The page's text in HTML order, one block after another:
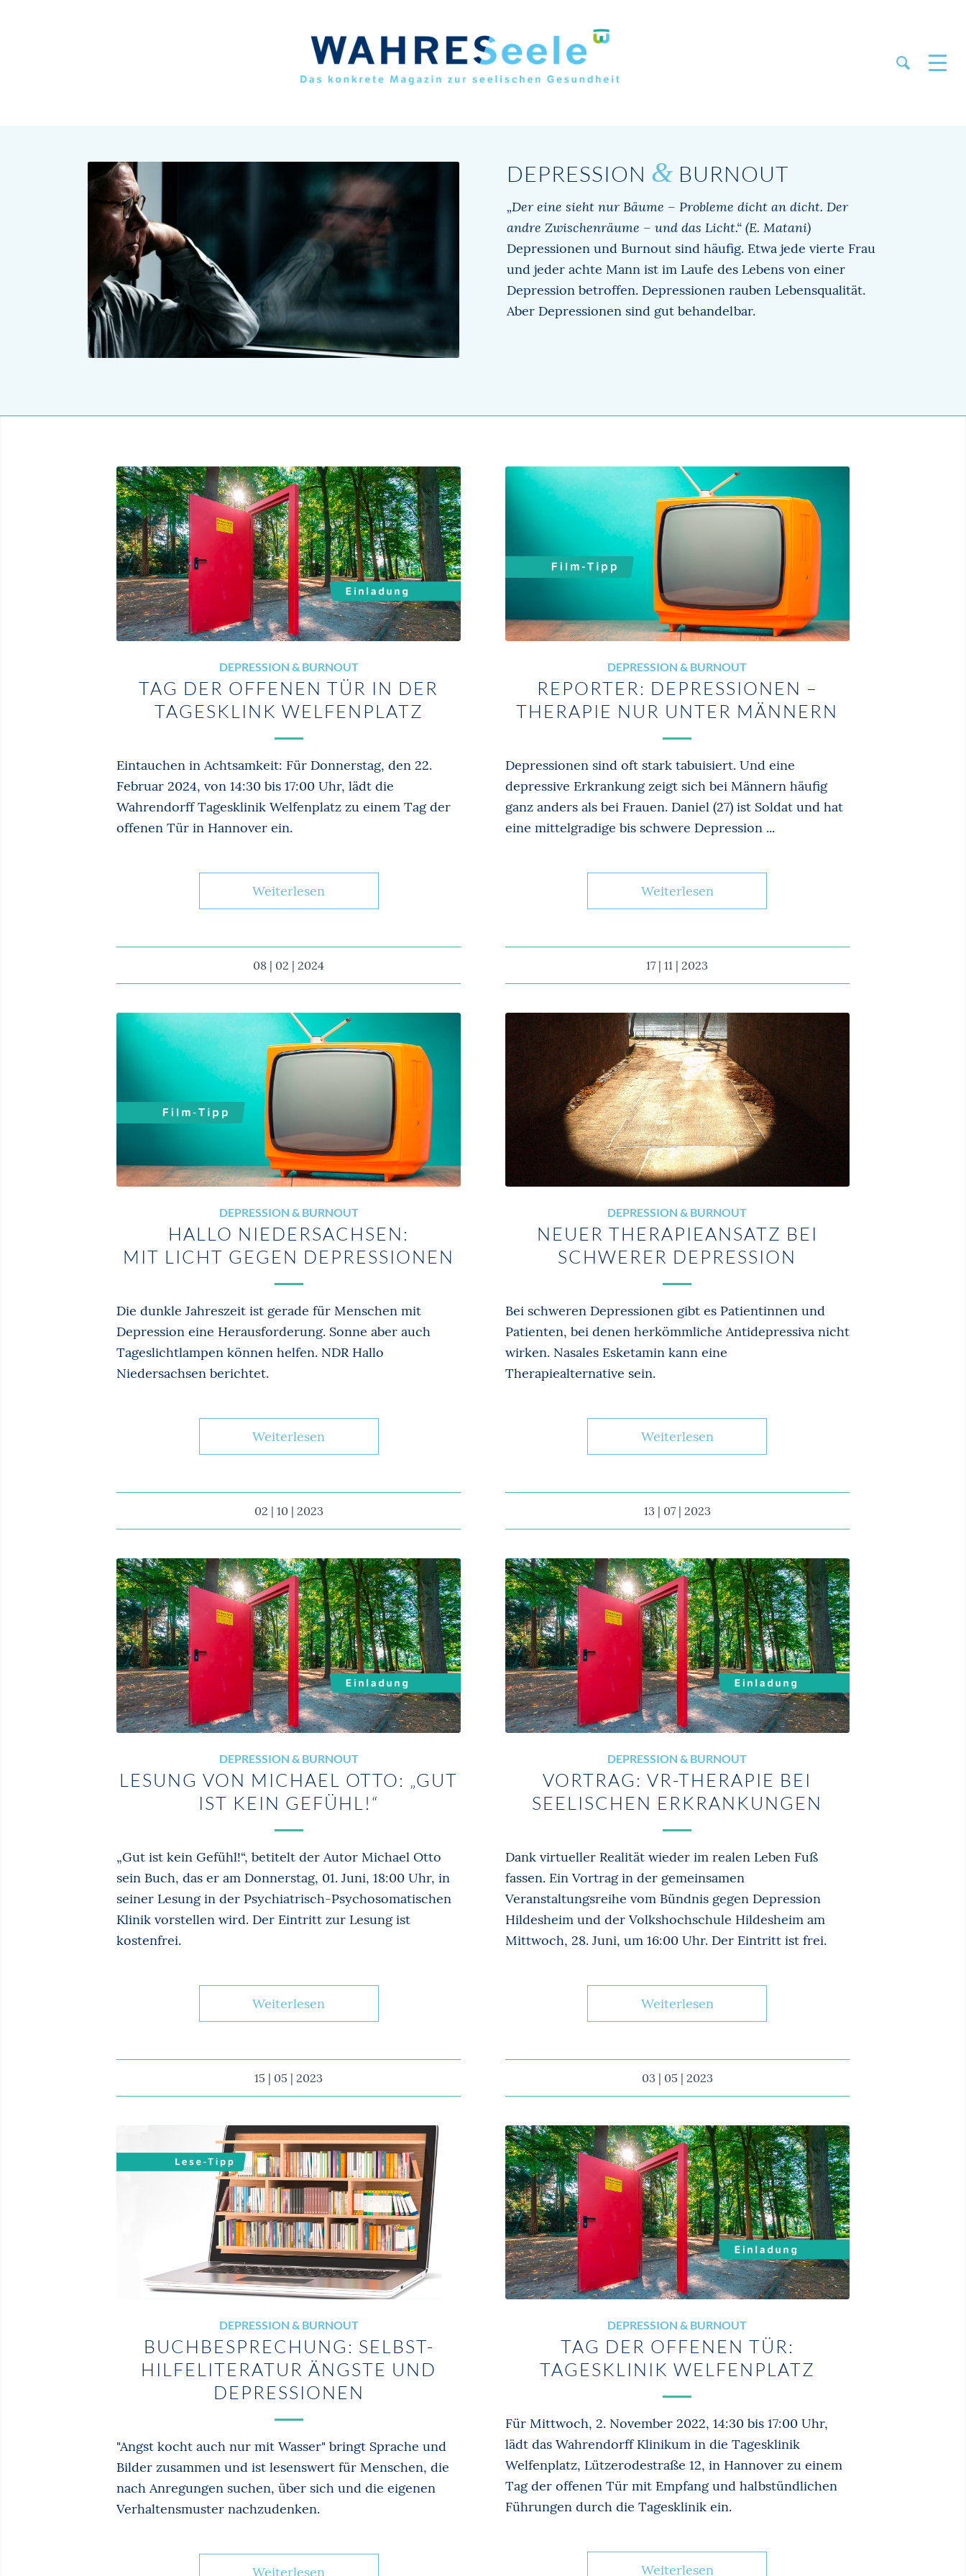
DEPRESSION & BURNOUT
„Der eine sieht nur Bäume – Probleme dicht an dicht. Der
andre Zwischenräume – und das Licht.“ (E. Matani)
Depressionen und Burnout sind häufig. Etwa jede vierte Frau
und jeder achte Mann ist im Laufe des Lebens von einer
Depression betroffen. Depressionen rauben Lebensqualität.
Aber Depressionen sind gut behandelbar.
DEPRESSION & BURNOUT
TAG DER OFFENEN TÜR IN DER
TAGESKLINK WELFENPLATZ
Eintauchen in Achtsamkeit: Für Donnerstag, den 22.
Februar 2024, von 14:30 bis 17:00 Uhr, lädt die
Wahrendorff Tagesklinik Welfenplatz zu einem Tag der
offenen Tür in Hannover ein.
Weiterlesen
08 | 02 | 2024
DEPRESSION & BURNOUT
REPORTER: DEPRESSIONEN –
THERAPIE NUR UNTER MÄNNERN
Depressionen sind oft stark tabuisiert. Und eine
depressive Erkrankung zeigt sich bei Männern häufig
ganz anders als bei Frauen. Daniel (27) ist Soldat und hat
eine mittelgradige bis schwere Depression ...
Weiterlesen
17 | 11 | 2023
DEPRESSION & BURNOUT
HALLO NIEDERSACHSEN:
MIT LICHT GEGEN DEPRESSIONEN
Die dunkle Jahreszeit ist gerade für Menschen mit
Depression eine Herausforderung. Sonne aber auch
Tageslichtlampen können helfen. NDR Hallo
Niedersachsen berichtet.
Weiterlesen
02 | 10 | 2023
DEPRESSION & BURNOUT
NEUER THERAPIEANSATZ BEI
SCHWERER DEPRESSION
Bei schweren Depressionen gibt es Patientinnen und
Patienten, bei denen herkömmliche Antidepressiva nicht
wirken. Nasales Esketamin kann eine
Therapiealternative sein.
Weiterlesen
13 | 07 | 2023
DEPRESSION & BURNOUT
LESUNG VON MICHAEL OTTO: „GUT
IST KEIN GEFÜHL!“
„Gut ist kein Gefühl!“, betitelt der Autor Michael Otto
sein Buch, das er am Donnerstag, 01. Juni, 18:00 Uhr, in
seiner Lesung in der Psychiatrisch-Psychosomatischen
Klinik vorstellen wird. Der Eintritt zur Lesung ist
kostenfrei.
Weiterlesen
15 | 05 | 2023
DEPRESSION & BURNOUT
VORTRAG: VR-THERAPIE BEI
SEELISCHEN ERKRANKUNGEN
Dank virtueller Realität wieder im realen Leben Fuß
fassen. Ein Vortrag in der gemeinsamen
Veranstaltungsreihe vom Bündnis gegen Depression
Hildesheim und der Volkshochschule Hildesheim am
Mittwoch, 28. Juni, um 16:00 Uhr. Der Eintritt ist frei.
Weiterlesen
03 | 05 | 2023
DEPRESSION & BURNOUT
BUCHBESPRECHUNG: SELBST-
HILFELITERATUR ÄNGSTE UND
DEPRESSIONEN
"Angst kocht auch nur mit Wasser" bringt Sprache und
Bilder zusammen und ist lesenswert für Menschen, die
nach Anregungen suchen, über sich und die eigenen
Verhaltensmuster nachzudenken.
Weiterlesen
DEPRESSION & BURNOUT
TAG DER OFFENEN TÜR:
TAGESKLINIK WELFENPLATZ
Für Mittwoch, 2. November 2022, 14:30 bis 17:00 Uhr,
lädt das Wahrendorff Klinikum in die Tagesklinik
Welfenplatz, Lützerodestraße 12, in Hannover zu einem
Tag der offenen Tür mit Empfang und halbstündlichen
Führungen durch die Tagesklinik ein.
Weiterlesen